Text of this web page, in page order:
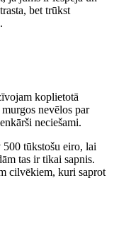
bet trūkst
koplietotā
nevēlos par
neciešami.
tūkstošu eiro, lai
tas ir tikai sapnis.
cilvēkiem, kuri saprot